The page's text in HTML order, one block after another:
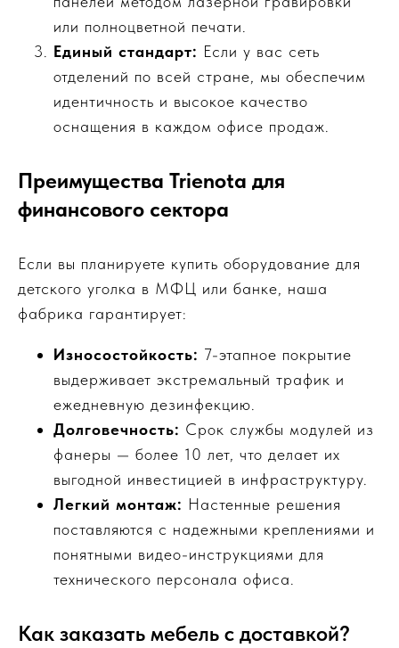
или полноцветной печати.
Единый стандарт: Если у вас сеть
отделений по всей стране, мы обеспечим
идентичность и высокое качество
оснащения в каждом офисе продаж.
Преимущества Trienota для
финансового сектора
Если вы планируете купить оборудование для
детского уголка в МФЦ или банке, наша
фабрика гарантирует:
Износостойкость: 7-этапное покрытие
выдерживает экстремальный трафик и
ежедневную дезинфекцию.
Долговечность: Срок службы модулей из
фанеры — более 10 лет, что делает их
выгодной инвестицией в инфраструктуру.
Легкий монтаж: Настенные решения
поставляются с надежными креплениями и
понятными видео-инструкциями для
технического персонала офиса.
Как заказать мебель с доставкой?